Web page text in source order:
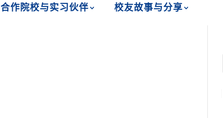
合作院校与实习伙伴 校友故事与分享